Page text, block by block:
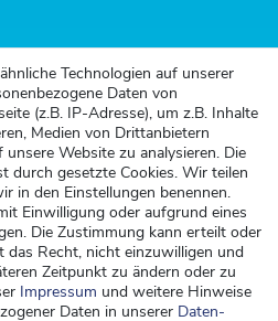
Technologien auf unserer
Daten von
(z.B. IP-Adresse), um z.B. Inhalte
Medien von Drittanbietern
Website zu analysieren. Die
durch gesetzte Cookies. Wir teilen
in den Einstellungen benennen.
Einwilligung oder aufgrund eines
Die Zustimmung kann erteilt oder
das Recht, nicht einzuwilligen und
Zeitpunkt zu ändern oder zu
Impressum und weitere Hinweise
Daten in unserer Daten­